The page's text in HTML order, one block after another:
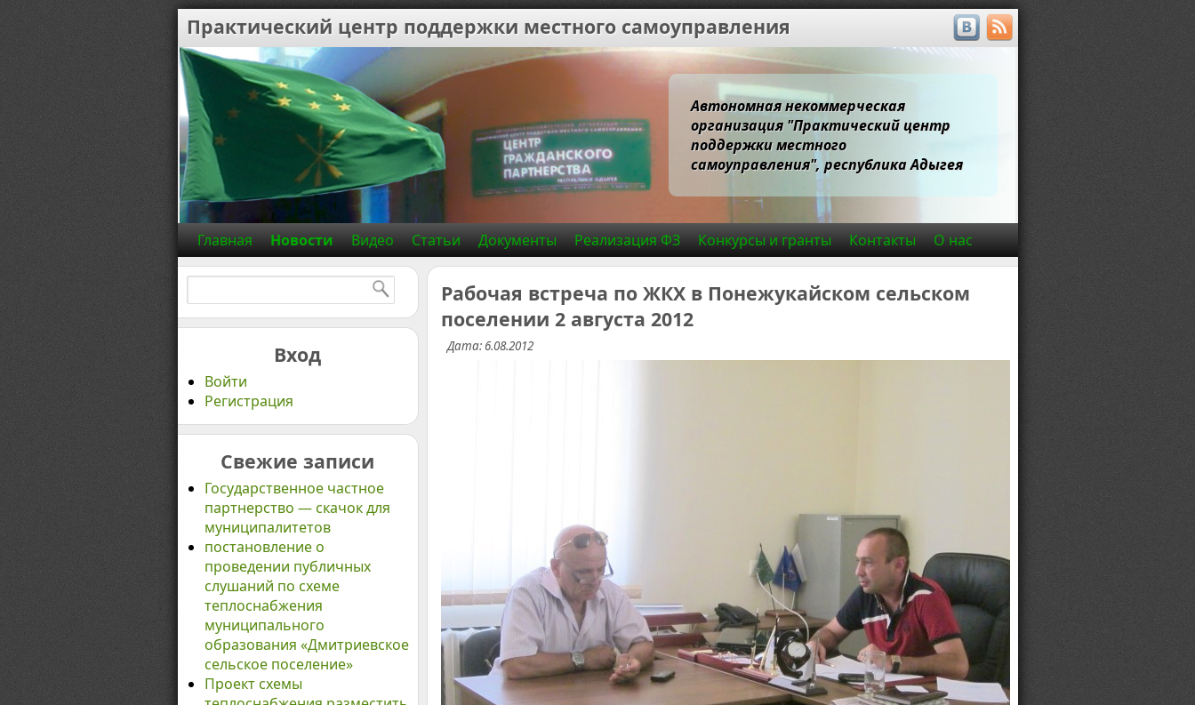
Практический центр поддержки местного самоуправления
Автономная некоммерческая
организация "Практический центр
поддержки местного
самоуправления", республика Адыгея
Главная Новости Видео Статьи Документы Реализация ФЗ Конкурсы и гранты Контакты О нас
Вход
Войти
Регистрация
Свежие записи
Государственное частное
партнерство — скачок для
муниципалитетов
постановление о
проведении публичных
слушаний по схеме
теплоснабжения
муниципального
образования «Дмитриевское
сельское поселение»
Проект схемы
Рабочая встреча по ЖКХ в Понежукайском сельском
поселении 2 августа 2012
Дата: 6.08.2012